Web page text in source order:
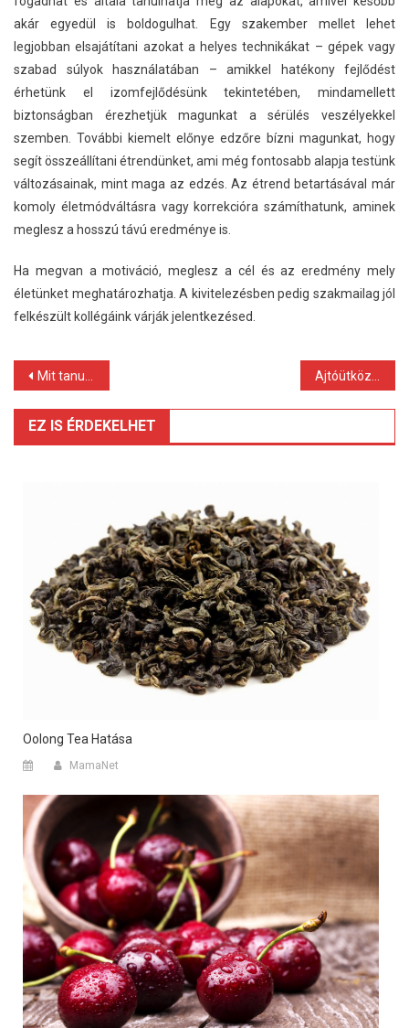
akár egyedül is boldogulhat. Egy szakember mellet lehet
legjobban elsajátítani azokat a helyes technikákat – gépek vagy
szabad súlyok használatában – amikkel hatékony fejlődést
érhetünk el izomfejlődésünk tekintetében, mindamellett
biztonságban érezhetjük magunkat a sérülés veszélyekkel
szemben. További kiemelt előnye edzőre bízni magunkat, hogy
segít összeállítani étrendünket, ami még fontosabb alapja testünk
változásainak, mint maga az edzés. Az étrend betartásával már
komoly életmódváltásra vagy korrekcióra számíthatunk, aminek
meglesz a hosszú távú eredménye is.
Ha megvan a motiváció, meglesz a cél és az eredmény mely
életünket meghatározhatja. A kivitelezésben pedig szakmailag jól
felkészült kollégáink várják jelentkezésed.
Bejegyzés
navigáció
Mit tanulhatunk a profi kaszinójátékosoktól?
EZ IS ÉRDEKELHET
Oolong Tea Hatása
MamaNet